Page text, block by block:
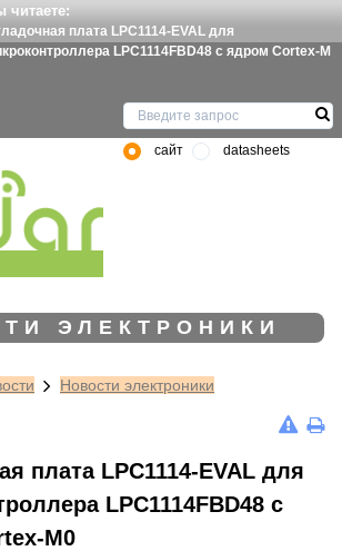
читаете:
плата LPC1114-EVAL для
LPC1114FBD48 с ядром Cortex-M
сайт datasheets
ЭЛЕКТРОНИКИ
Новости электроники
плата LPC1114-EVAL для
LPC1114FBD48 с
M0